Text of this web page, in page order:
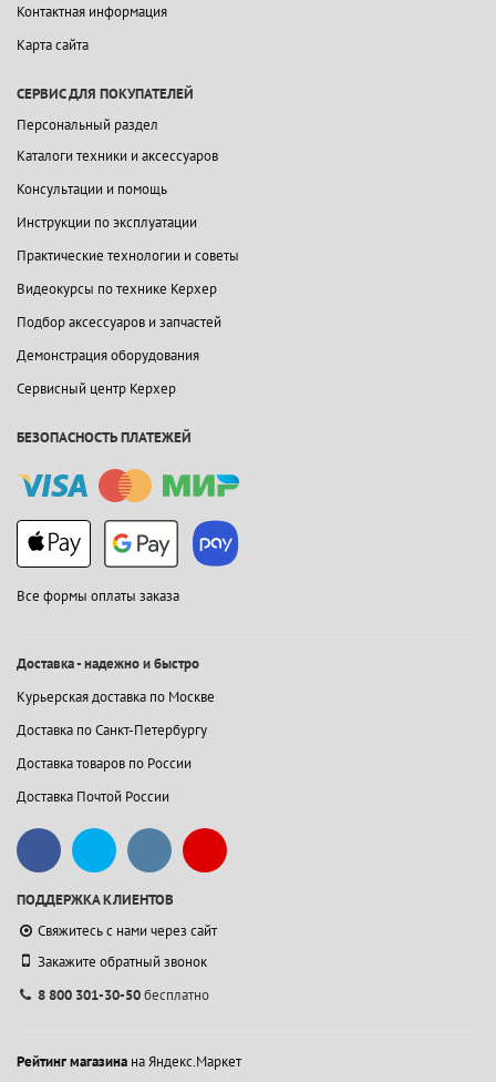
Контактная информация
Карта сайта
СЕРВИС ДЛЯ ПОКУПАТЕЛЕЙ
Персональный раздел
Каталоги техники и аксессуаров
Консультации и помощь
Инструкции по эксплуатации
Практические технологии и советы
Видеокурсы по технике Керхер
Подбор аксессуаров и запчастей
Демонстрация оборудования
Сервисный центр Керхер
БЕЗОПАСНОСТЬ ПЛАТЕЖЕЙ
Все формы оплаты заказа
Доставка - надежно и быстро
Курьерская доставка по Москве
Доставка по Санкт-Петербургу
Доставка товаров по России
Доставка Почтой России
ПОДДЕРЖКА КЛИЕНТОВ
Свяжитесь с нами через сайт
Закажите обратный звонок
8 800 301-30-50бесплатно
Рейтинг магазина на Яндекс.Маркет